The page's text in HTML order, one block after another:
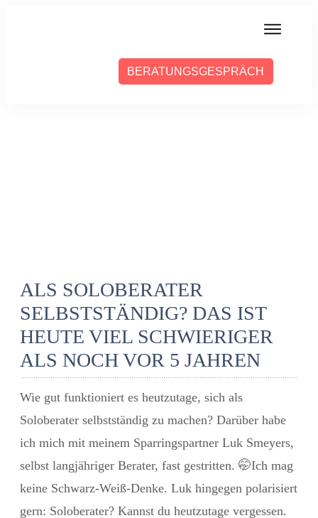
BERATUNGSGESPRÄCH
ALS SOLOBERATER
SELBSTSTÄNDIG? DAS IST
HEUTE VIEL SCHWIERIGER
ALS NOCH VOR 5 JAHREN
Wie gut funktioniert es heutzutage, sich als
Soloberater selbstständig zu machen? Darüber habe
ich mich mit meinem Sparringspartner Luk Smeyers,
selbst langjähriger Berater, fast gestritten. 🤭Ich mag
keine Schwarz-Weiß-Denke. Luk hingegen polarisiert
gern: Soloberater? Kannst du heutzutage vergessen.